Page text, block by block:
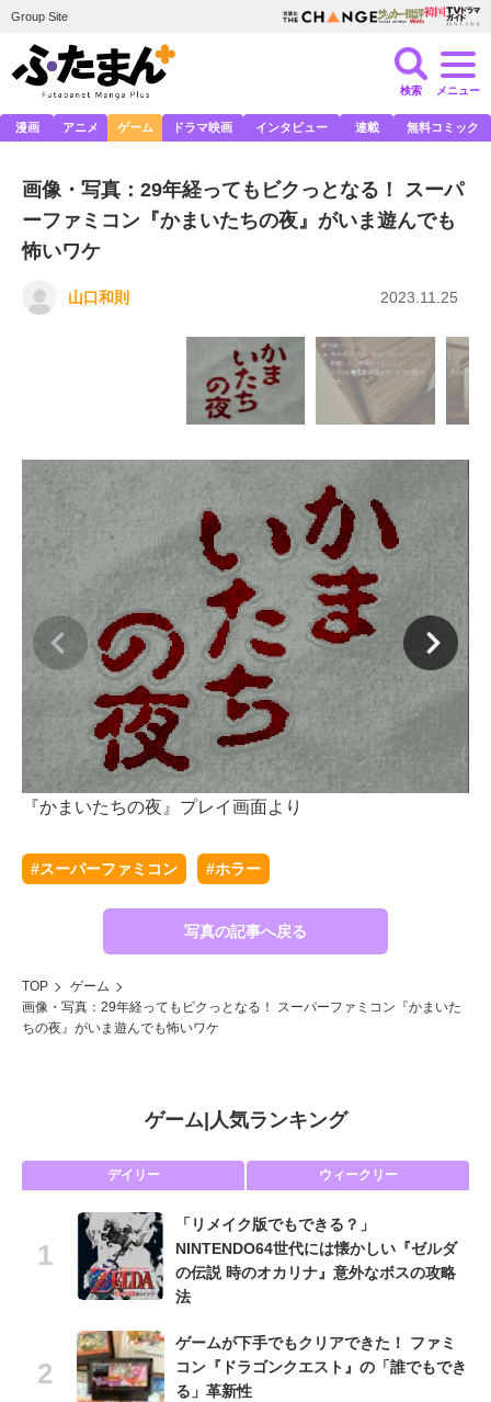
Group Site
検索 メニュー
漫画 アニメ ゲーム ドラマ映画 インタビュー 連載 無料コミック
画像・写真：29年経ってもビクっとなる！ スーパ
ーファミコン『かまいたちの夜』がいま遊んでも
怖いワケ
山口和則 2023.11.25
『かまいたちの夜』プレイ画面より
#スーパーファミコン #ホラー
写真の記事へ戻る
TOP
ゲーム
画像・写真：29年経ってもビクっとなる！ スーパーファミコン『かまいた
ちの夜』がいま遊んでも怖いワケ
ゲーム| 人気ランキング
デイリー ウィークリー
「リメイク版でもできる？」
NINTENDO64世代には懐かしい『ゼルダ
の伝説 時のオカリナ』意外なボスの攻略
法
ゲームが下手でもクリアできた！ ファミ
コン『ドラゴンクエスト』の「誰でもでき
る」革新性